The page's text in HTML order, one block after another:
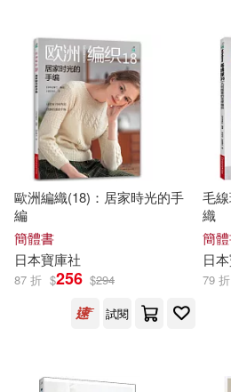
王寶庫，王鵬(3)
王猛（主編）(3) 鄭
高火(3)
(法)凡爾納(2)
全國考研中醫綜合命題研
北京大學醫學出版社(5)
譯林出版社(5)
中國水利水電出版社(4)
大連理工大學出版社(4)
歐洲編織(18)：居家時光的手
編
簡體書
日本寶庫社
87 折 $256 $294
試閱
毛
織
簡
日本
79 折